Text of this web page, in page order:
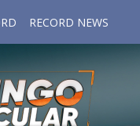
RECORD NEWS